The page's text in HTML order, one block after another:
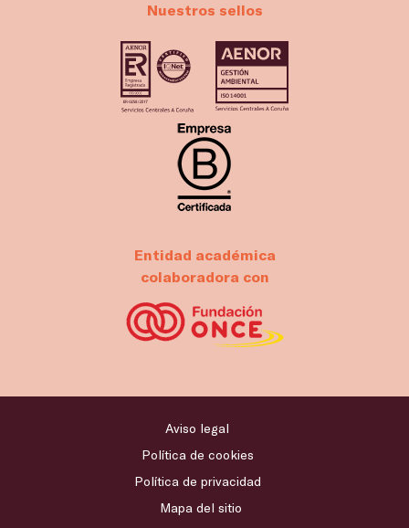
Nuestros sellos
Entidad académica
colaboradora con
Aviso legal
Política de cookies
Política de privacidad
Mapa del sitio